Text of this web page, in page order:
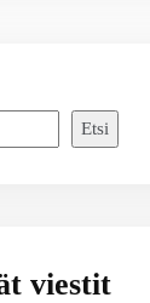
Etsi
viestit